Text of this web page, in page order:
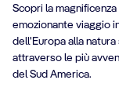
Scopri la
emozionante viaggio
dell'Europa alla
attraverso le più
del Sud America.